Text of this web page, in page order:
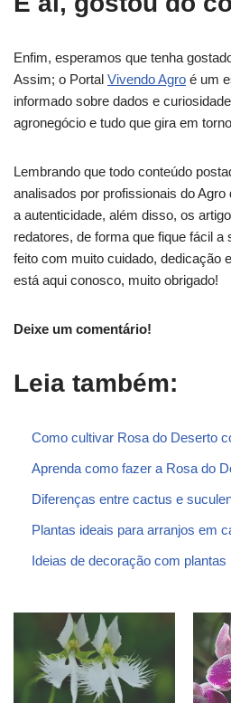
Enfim, esperamos que tenha
Assim; o Portal Vivendo Agro é um
informado sobre dados e
agronegócio e tudo que gira em
Lembrando que todo conteúdo
analisados por profissionais do
a autenticidade, além disso, os
redatores, de forma que fique fácil a
feito com muito cuidado, dedicação
está aqui conosco, muito obrigado!
Deixe um comentário!
Leia também:
Como cultivar Rosa do Deserto
Aprenda como fazer a Rosa do
Diferenças entre cactus e
Plantas ideais para arranjos em
Ideias de decoração com